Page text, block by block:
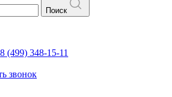
Поиск
8 (499) 348-15-11
звонок